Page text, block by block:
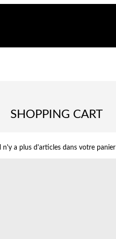
SHOPPING CART
Il n'y a plus d'articles dans votre panier